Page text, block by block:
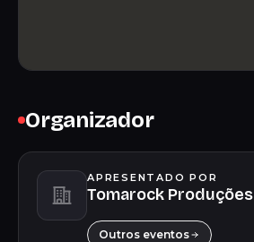
Organizador
APRESENTADO POR
Tomarock Produções
Outros eventos